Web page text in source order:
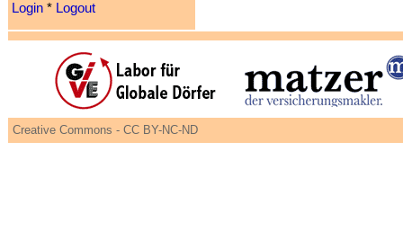
Login* Logout
Creative Commons - CC BY-NC-ND